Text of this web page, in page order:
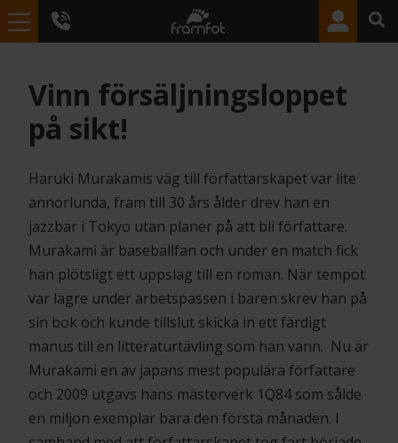
Vinn försäljningsloppet
på sikt!
Haruki Murakamis väg till författarskapet var lite
annorlunda, fram till 30 års ålder drev han en
jazzbar i Tokyo utan planer på att bli författare.
Murakami är baseballfan och under en match fick
han plötsligt ett uppslag till en roman. När tempot
var lägre under arbetspassen i baren skrev han på
sin bok och kunde tillslut skicka in ett färdigt
manus till en litteraturtävling som han vann. Nu är
Murakami en av japans mest populära författare
och 2009 utgavs hans mästerverk 1Q84 som sålde
en miljon exemplar bara den första månaden. I